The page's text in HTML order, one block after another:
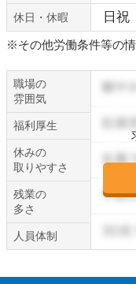
休日・休暇 日祝
※その他労働条件等の情
職場の
雰囲気
福利厚生
休みの
取りやすさ
残業の
多さ
人員体制